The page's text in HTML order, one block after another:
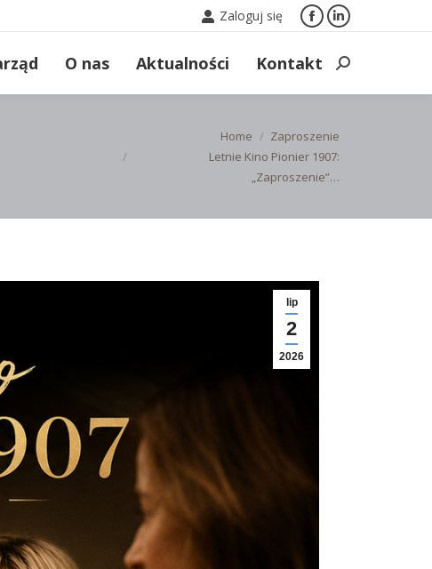
Zaloguj się
Facebook
opens
in
window
Linkedin
opens
in
window
O nas Aktualności Kontakt Search:
Home
Zaproszenie
Letnie Kino Pionier 1907:
„Zaproszenie”…
lip
2
2026